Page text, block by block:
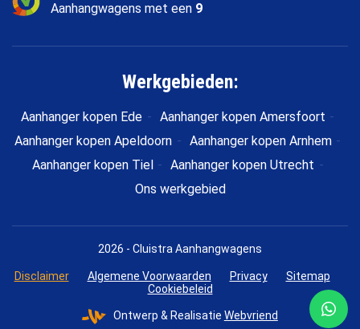
Aanhangwagens met een 9
Werkgebieden:
Aanhanger kopen Ede
Aanhanger kopen Amersfoort
Aanhanger kopen Apeldoorn
Aanhanger kopen Arnhem
Aanhanger kopen Tiel
Aanhanger kopen Utrecht
Ons werkgebied
2026 - Cluistra Aanhangwagens
Disclaimer Algemene Voorwaarden Privacy
Sitemap
Cookiebeleid
Ontwerp & Realisatie Webvriend